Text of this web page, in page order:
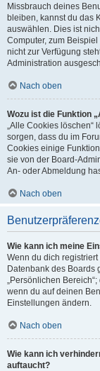
Missbrauch deines
bleiben, kannst du das
auswählen. Dies ist
Computer, zum
nicht zur Verfügung
Administration
Nach oben
Wozu ist die Funktion
„Alle Cookies löschen“
sorgen, dass du im
Cookies einige
sie von der Board-
An- oder Abmeldung
Nach oben
Wie kann ich meine
Wenn du dich
Datenbank des Boards
„Persönlichen
wenn du auf deinen
Einstellungen ändern.
Nach oben
Wie kann ich
auftaucht?